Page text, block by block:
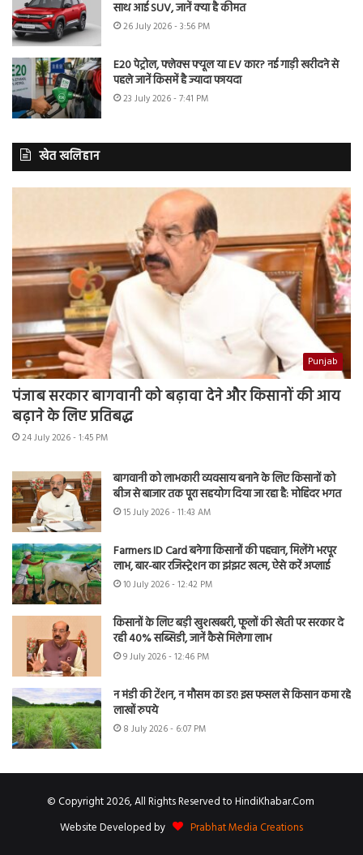
साथ आई SUV, जानें क्या है कीमत
26 July 2026 - 3:56 PM
E20 पेट्रोल, फ्लेक्स फ्यूल या EV कार? नई गाड़ी खरीदने से
पहले जानें किसमें है ज्यादा फायदा
23 July 2026 - 7:41 PM
खेत खलिहान
Punjab
पंजाब सरकार बागवानी को बढ़ावा देने और किसानों की आय
बढ़ाने के लिए प्रतिबद्ध
24 July 2026 - 1:45 PM
बागवानी को लाभकारी व्यवसाय बनाने के लिए किसानों को
बीज से बाजार तक पूरा सहयोग दिया जा रहा है: मोहिंदर भगत
15 July 2026 - 11:43 AM
Farmers ID Card बनेगा किसानों की पहचान, मिलेंगे भरपूर
लाभ, बार-बार रजिस्ट्रेशन का झंझट खत्म, ऐसे करें अप्लाई
10 July 2026 - 12:42 PM
किसानों के लिए बड़ी खुशखबरी, फूलों की खेती पर सरकार दे
रही 40% सब्सिडी, जानें कैसे मिलेगा लाभ
9 July 2026 - 12:46 PM
न मंडी की टेंशन, न मौसम का डर! इस फसल से किसान कमा रहे
लाखों रुपये
8 July 2026 - 6:07 PM
© Copyright 2026, All Rights Reserved to HindiKhabar.Com
Website Developed by
Prabhat Media Creations